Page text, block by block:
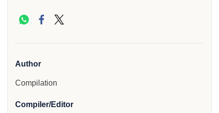
Author
Compilation
Compiler/Editor